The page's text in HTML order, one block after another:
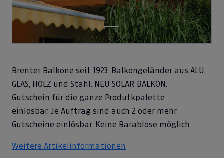
Brenter Balkone seit 1923. Balkongeländer aus ALU,
GLAS, HOLZ und Stahl. NEU SOLAR BALKON.
Gutschein für die ganze Produtkpalette
einlösbar. Je Auftrag sind auch 2 oder mehr
Gutscheine einlösbar. Keine Barablöse möglich.
Weitere Artikelinformationen